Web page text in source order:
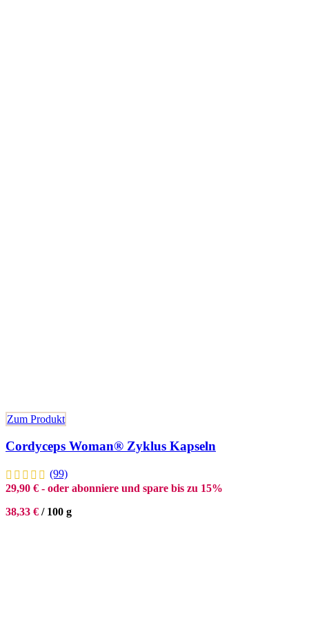
Zum Produkt
Cordyceps Woman® Zyklus Kapseln
(99)
29,90 € - oder abonniere und spare bis zu 15%
38,33 € / 100 g